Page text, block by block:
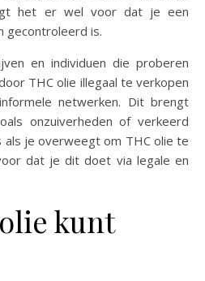
het er wel voor dat je een
gecontroleerd is.
en individuen die proberen
THC olie illegaal te verkopen
netwerken. Dit brengt
onzuiverheden of verkeerd
als je overweegt om THC olie te
dat je dit doet via legale en
kunt